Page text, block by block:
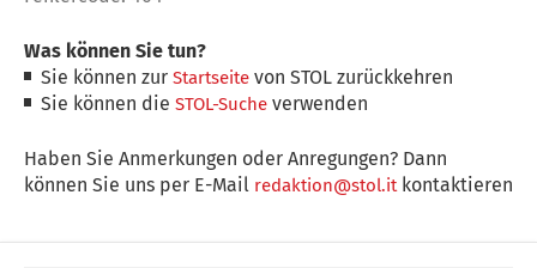
Was können Sie tun?
Sie können zurStartseite von STOL zurückkehren
Sie können dieSTOL-Suche verwenden
Haben Sie Anmerkungen oder Anregungen? Dann
können Sie uns per E-Mail redaktion@stol.itkontaktieren